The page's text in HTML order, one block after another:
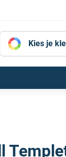
Kies je